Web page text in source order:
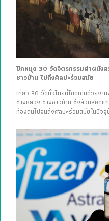
ปักหมุด 30 วัดจิตรกรรมฝาผนัง
ชาวบ้าน ไปถึงศิลปะร่วมสมัย
เที่ยว 30 วัดทั่วไทยที่โดดเด่นด้วยง
ช่างหลวง ช่างชาวบ้าน ซึ่งล้วนสอดแ
ท้องถิ่นไปจนถึงศิลปะร่วมสมัยในปัจจุ